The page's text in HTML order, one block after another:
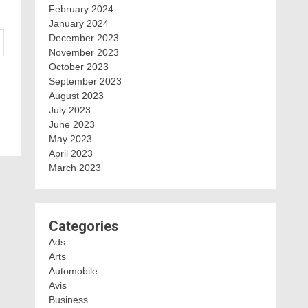
February 2024
January 2024
December 2023
November 2023
October 2023
September 2023
August 2023
July 2023
June 2023
May 2023
April 2023
March 2023
Categories
Ads
Arts
Automobile
Avis
Business